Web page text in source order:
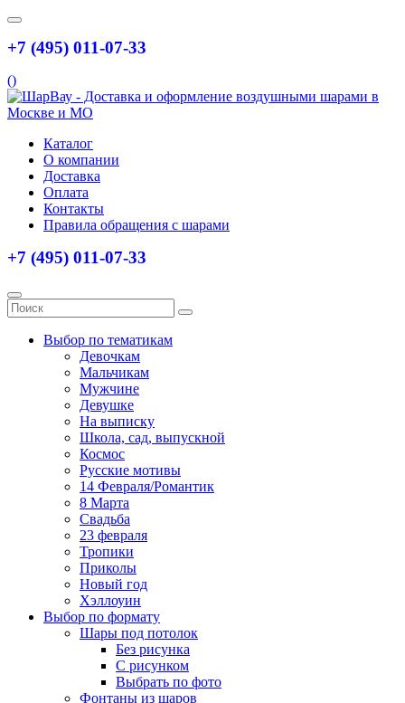
+7 (495) 011-07-33
()
Каталог
О компании
Доставка
Оплата
Контакты
Правила обращения с шарами
+7 (495) 011-07-33
Выбор по тематикам
Девочкам
Мальчикам
Мужчине
Девушке
На выписку
Школа, сад, выпускной
Космос
Русские мотивы
14 Февраля/Романтик
8 Марта
Свадьба
23 февраля
Тропики
Приколы
Новый год
Хэллоуин
Выбор по формату
Шары под потолок
Без рисунка
С рисунком
Выбрать по фото
Фонтаны из шаров